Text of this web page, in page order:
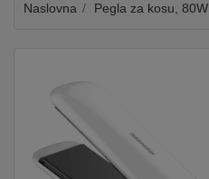
MOBILNI
KABLOVI
Naslovna Pegla za kosu, 80W